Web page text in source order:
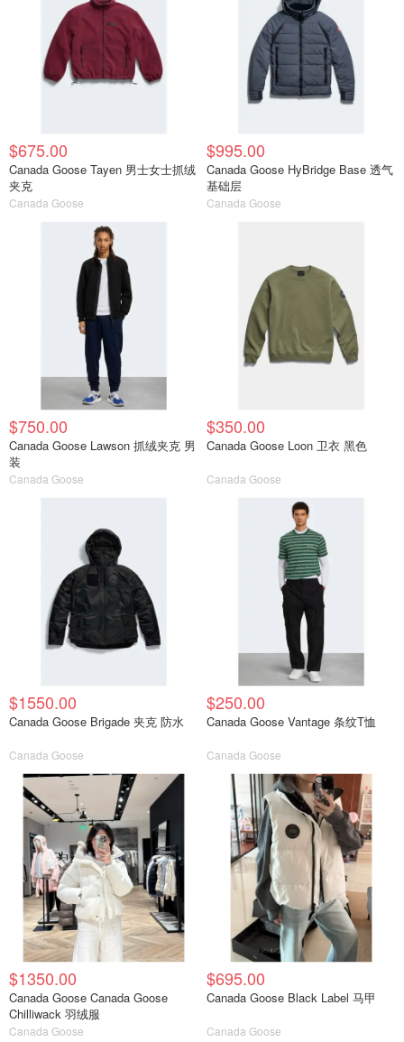
$675.00
Canada Goose Tayen 男士女士抓绒
夹克
Canada Goose
$995.00
Canada Goose HyBridge Base 透气
基础层
Canada Goose
$750.00
Canada Goose Lawson 抓绒夹克 男
装
Canada Goose
$350.00
Canada Goose Loon 卫衣 黑色
Canada Goose
$1550.00
Canada Goose Brigade 夹克 防水
Canada Goose
$250.00
Canada Goose Vantage 条纹T恤
Canada Goose
$1350.00
Canada Goose Canada Goose
Chilliwack 羽绒服
Canada Goose
$695.00
Canada Goose Black Label 马甲
Canada Goose